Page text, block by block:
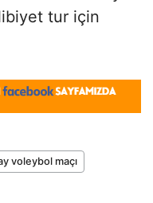
tur için
voleybol maçı